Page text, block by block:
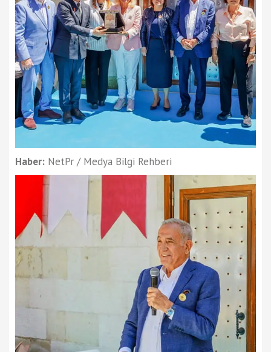
Haber: NetPr / Medya Bilgi Rehberi